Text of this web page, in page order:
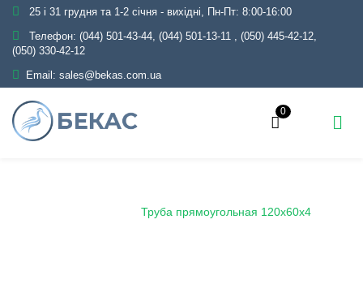
25 і 31 грудня та 1-2 січня - вихідні, Пн-Пт: 8:00-16:00
Телефон: (044) 501-43-44, (044) 501-13-11 , (050) 445-42-12,
(050) 330-42-12
Email: sales@bekas.com.ua
0
Труба прямоугольная 120х60х4